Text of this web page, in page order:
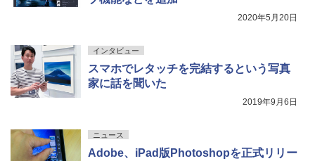
2020年5月20日
インタビュー
スマホでレタッチを完結するという写真
家に話を聞いた
2019年9月6日
ニュース
Adobe、iPad版Photoshopを正式リリー